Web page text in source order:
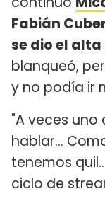
Fabián
se dio el
blanqueó,
y no podía ir
"A veces
hablar...
tenemos
ciclo de